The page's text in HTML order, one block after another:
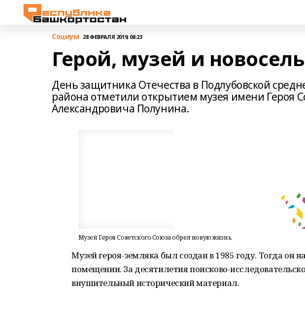
Cоциум 28 ФЕВРАЛЯ 2019, 08:23
Герой, музей и
День защитника Отечества в Подлубовской
района отметили открытием музея имени Героя
Александровича Полунина.
Музей Героя Советского Союза обрел новую жизнь.
Музей героя-земляка был создан в 1985 году. Тогда он
помещении. За десятилетия поисково-
внушительный исторический материал.